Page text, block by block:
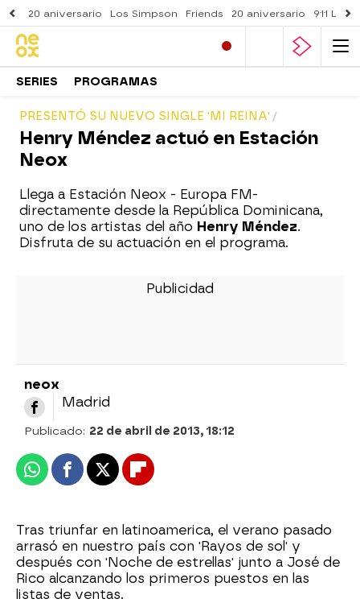
20 aniversario Los Simpson Friends 20 aniversario 911
SERIES PROGRAMAS
PRESENTÓ SU NUEVO SINGLE 'MI REINA'
Henry Méndez actuó en Estación
Neox
Llega a Estación Neox - Europa FM-
directamente desde la República Dominicana,
uno de los artistas del año Henry Méndez.
Disfruta de su actuación en el programa.
neox
Madrid
Publicado: 22 de abril de 2013, 18:12
WhatsappFacebook
X Flipboard
Tras triunfar en latinoamerica, el verano pasado
arrasó en nuestro país con 'Rayos de sol' y
después con 'Noche de estrellas' junto a José de
Rico alcanzando los primeros puestos en las
listas de ventas.